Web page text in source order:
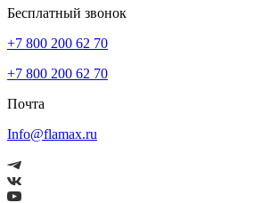
Бесплатный звонок
+7 800 200 62 70
+7 800 200 62 70
Почта
Info@flamax.ru